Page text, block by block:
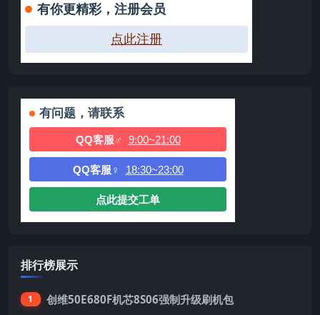
有你更精彩，注册会员
点此注册
有问题，请联系
QQ客服♂ 9:00~21:00
QQ客服♀ 18:30~23:00
点此提交工单
排行榜展示
1 创维50E680F机芯8S06强制升级刷机包